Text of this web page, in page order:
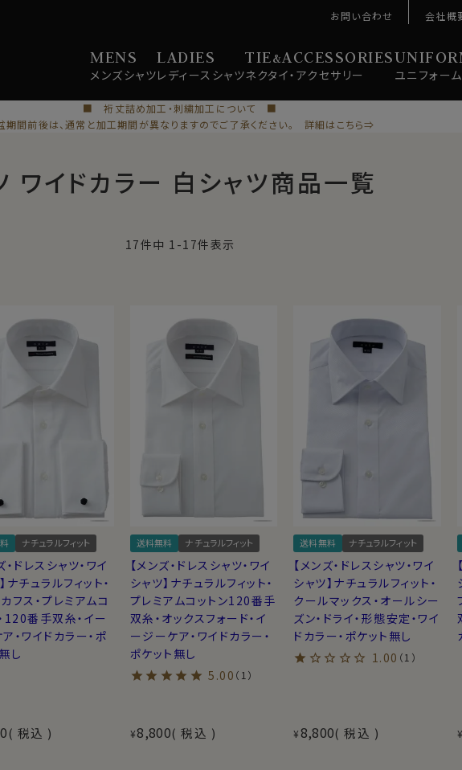
MENS
メンズシャツ
LADIES
レディース シャツ
TIE&ACCESSORIES
ネクタイ・ アクセサリー ユニ フォーム
お問い合わせ 会社概
■ 裄丈詰め加工・刺繍加工について ■
期間前後は、通常と加工期間が異なりますのでご了承ください。 詳細はこちら⇒
ワイドカラー 白シャツ商品一覧
17件中 1 -17件表示
ナチュラルフィット
・ドレスシャツ・ワイ
ナチュラルフィット・
フス・プレミアムコ
120番手双糸・イー
・ワイドカラー・ポ
し
税込
送料無料 ナチュラルフィット
【メンズ・ドレスシャツ・ワイ
シャツ】ナチュラルフィット・
プレミアムコットン120番手
双糸・オックスフォード・イ
ージーケア・ワイドカラー・
ポケット無し
5.00 （1）
¥8,800 税込
送料無料 ナチュラルフィット
【メンズ・ドレスシャツ・ワイ
シャツ】ナチュラルフィット・
クールマックス・オールシー
ズン・ドライ・形態安定・ワイ
ドカラー・ポケット無し
1.00 （1）
¥8,800 税込